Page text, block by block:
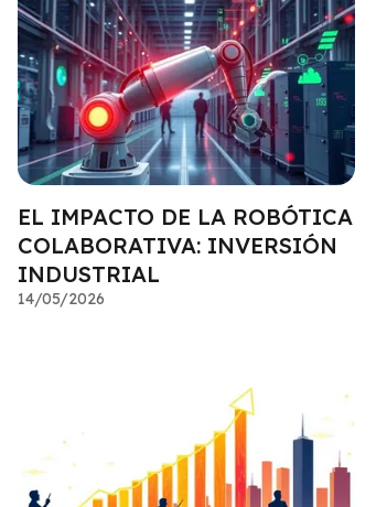
EL IMPACTO DE LA ROBÓTICA
COLABORATIVA: INVERSIÓN
INDUSTRIAL
14/05/2026